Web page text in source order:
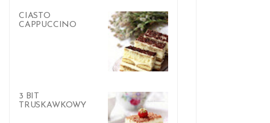
CIASTO
CAPPUCCINO
3 BIT
TRUSKAWKOWY